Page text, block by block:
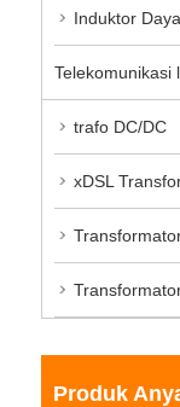
Induktor Daya
Telekomunikasi
trafo DC/DC
xDSL
Produk